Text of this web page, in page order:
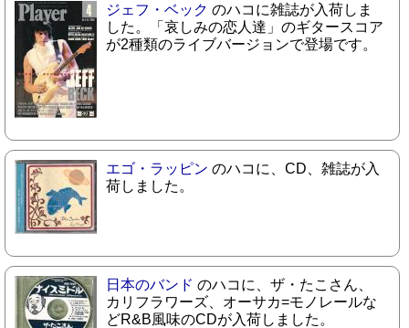
ジェフ・ベック のハコに雑誌が入荷しま
した。「哀しみの恋人達」のギタースコア
が2種類のライブバージョンで登場です。
エゴ・ラッピン のハコに、CD、雑誌が入
荷しました。
日本のバンド のハコに、ザ・たこさん、
カリフラワーズ、オーサカ=モノレールな
どR&B風味のCDが入荷しました。